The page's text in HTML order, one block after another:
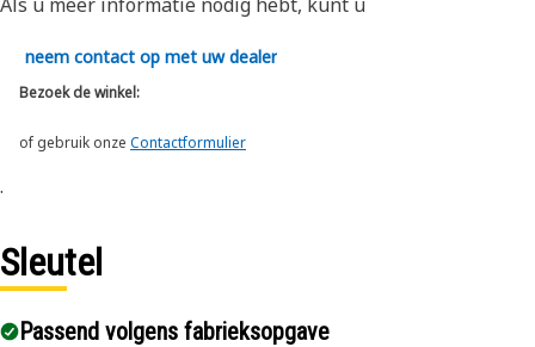
neem contact op met uw dealer
Bezoek de winkel:
of gebruik onze Contactformulier
.
Sleutel
Passend volgens fabrieksopgave